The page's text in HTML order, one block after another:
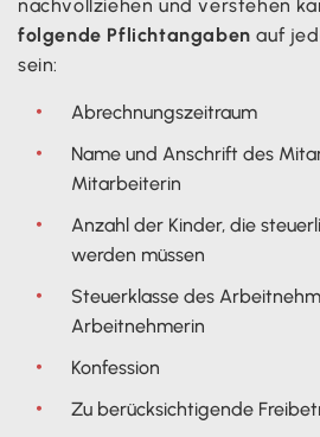
nachvollziehen und verstehen
folgende Pflichtangaben auf
sein:
Abrechnungszeitraum
Name und Anschrift des
Mitarbeiterin
Anzahl der Kinder, die
werden müssen
Steuerklasse des
Arbeitnehmerin
Konfession
Zu berücksichtigende